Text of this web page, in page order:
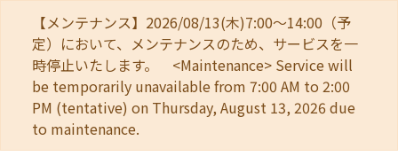
【メンテナンス】2026/08/13(木)7:00～14:00（予
定）において、メンテナンスのため、サービスを一
時停止いたします。 <Maintenance> Service will
be temporarily unavailable from 7:00 AM to 2:00
PM (tentative) on Thursday, August 13, 2026 due
to maintenance.